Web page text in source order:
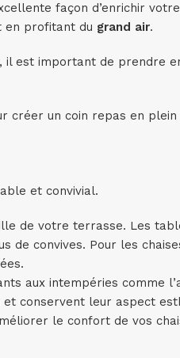
façon d’enrichir votre
en profitant du grand air.
, il est important de prendre
créer un coin repas en
et convivial.
de votre terrasse. Les
convives. Pour les
aux intempéries comme
conservent leur aspect
le confort de vos